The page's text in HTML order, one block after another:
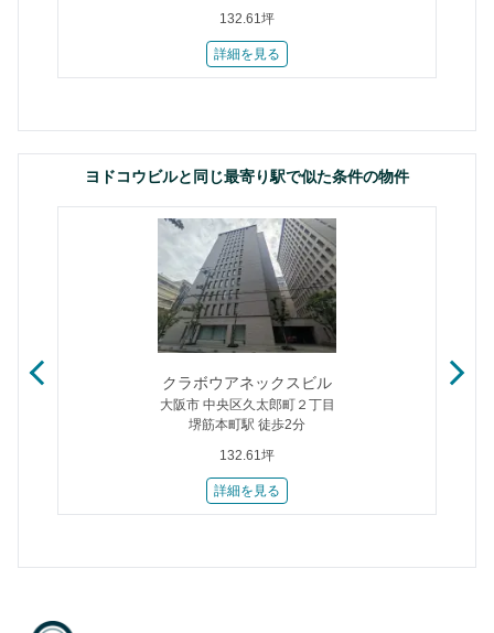
132.61坪
詳細を見る
ヨドコウビルと同じ最寄り駅で似た条件の物件
クラボウアネックスビル
大阪市 中央区久太郎町２丁目
堺筋本町駅 徒歩2分
132.61坪
詳細を見る